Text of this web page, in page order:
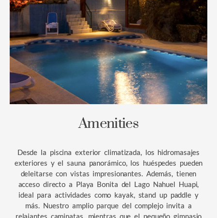
Amenities
Desde la piscina exterior climatizada, los hidromasajes
exteriores y el sauna panorámico, los huéspedes pueden
deleitarse con vistas impresionantes. Además, tienen
acceso directo a Playa Bonita del Lago Nahuel Huapi,
ideal para actividades como kayak, stand up paddle y
más. Nuestro amplio parque del complejo invita a
relajantes caminatas, mientras que el pequeño gimnasio